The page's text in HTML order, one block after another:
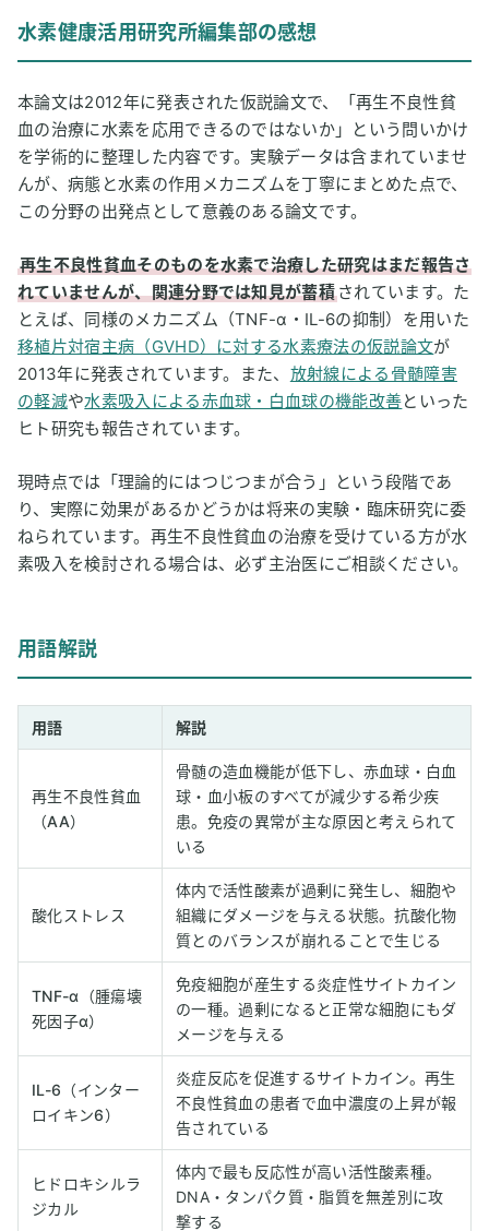
水素健康活用研究所編集部の感想
本論文は2012年に発表された仮説論文で、「再生不良性貧
血の治療に水素を応用できるのではないか」という問いかけ
を学術的に整理した内容です。実験データは含まれていませ
んが、病態と水素の作用メカニズムを丁寧にまとめた点で、
この分野の出発点として意義のある論文です。
再生不良性貧血そのものを水素で治療した研究はまだ報告さ
れていませんが、関連分野では知見が蓄積 されています。た
とえば、同様のメカニズム（TNF-α・IL-6の抑制）を用いた
移植片対宿主病（GVHD）に対する水素療法の仮説論文が
2013年に発表されています。また、 放射線による骨髄障害
の軽減や水素吸入による赤血球・白血球の機能改善といった
ヒト研究も報告されています。
現時点では「理論的にはつじつまが合う」という段階であ
り、実際に効果があるかどうかは将来の実験・臨床研究に委
ねられています。再生不良性貧血の治療を受けている方が水
素吸入を検討される場合は、必ず主治医にご相談ください。
用語解説
用語 解説
再生不良性貧血
（AA）
骨髄の造血機能が低下し、赤血球・白血
球・血小板のすべてが減少する希少疾
患。免疫の異常が主な原因と考えられて
いる
酸化ストレス
体内で活性酸素が過剰に発生し、細胞や
組織にダメージを与える状態。抗酸化物
質とのバランスが崩れることで生じる
TNF-α（腫瘍壊
死因子α）
免疫細胞が産生する炎症性サイトカイン
の一種。過剰になると正常な細胞にもダ
メージを与える
IL-6（インター
ロイキン6）
炎症反応を促進するサイトカイン。再生
不良性貧血の患者で血中濃度の上昇が報
告されている
ヒドロキシルラ
ジカル
体内で最も反応性が高い活性酸素種。
DNA・タンパク質・脂質を無差別に攻
撃する